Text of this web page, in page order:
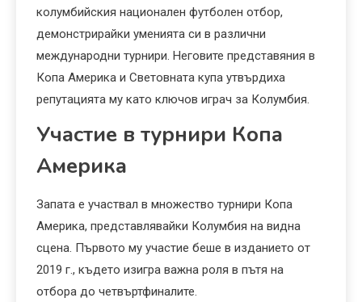
колумбийския национален футболен отбор,
демонстрирайки уменията си в различни
международни турнири. Неговите представяния в
Копа Америка и Световната купа утвърдиха
репутацията му като ключов играч за Колумбия.
Участие в турнири Копа
Америка
Запата е участвал в множество турнири Копа
Америка, представлявайки Колумбия на видна
сцена. Първото му участие беше в изданието от
2019 г., където изигра важна роля в пътя на
отбора до четвъртфиналите.